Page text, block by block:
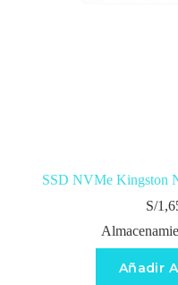
SSD NVMe Kingston
S/
Añadir